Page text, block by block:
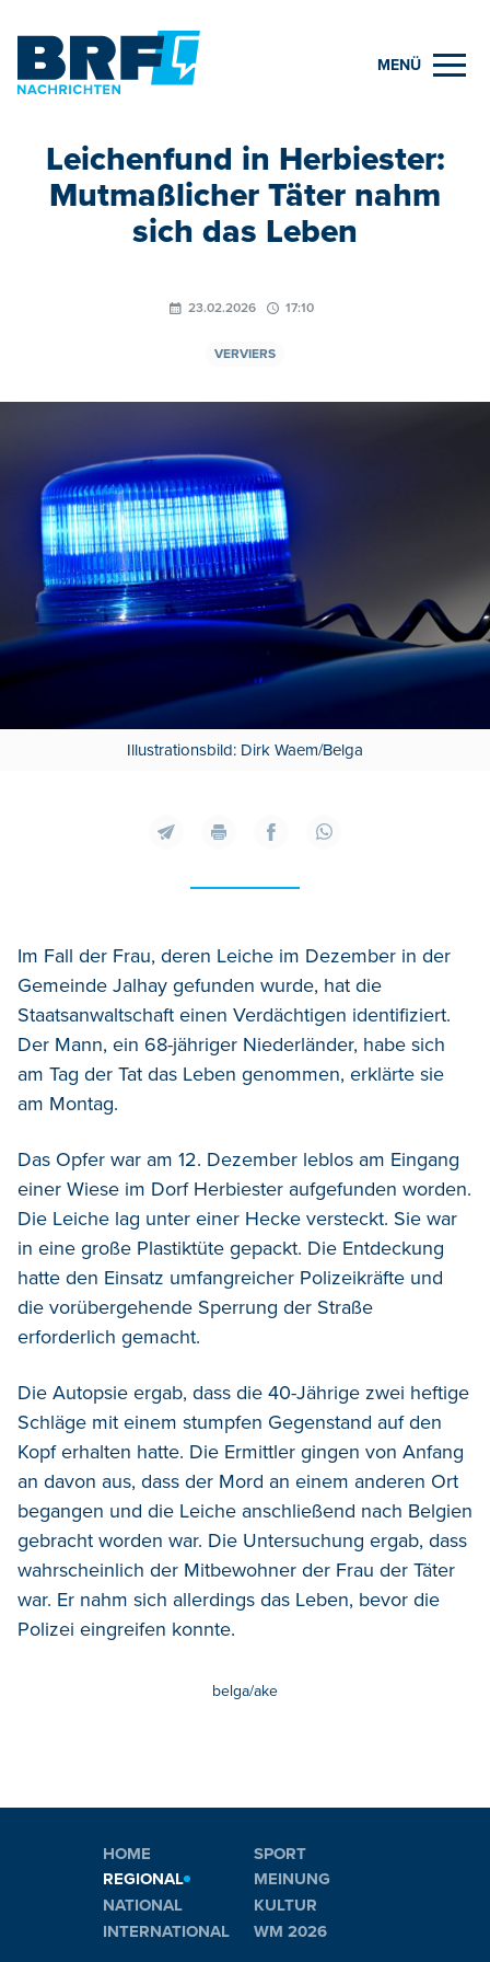
MENÜ
Leichenfund in Herbiester:
Mutmaßlicher Täter nahm
sich das Leben
23.02.2026 17:10
VERVIERS
Illustrationsbild: Dirk Waem/Belga
Im Fall der Frau, deren Leiche im Dezember in der
Gemeinde Jalhay gefunden wurde, hat die
Staatsanwaltschaft einen Verdächtigen identifiziert.
Der Mann, ein 68-jähriger Niederländer, habe sich
am Tag der Tat das Leben genommen, erklärte sie
am Montag.
Das Opfer war am 12. Dezember leblos am Eingang
einer Wiese im Dorf Herbiester aufgefunden worden.
Die Leiche lag unter einer Hecke versteckt. Sie war
in eine große Plastiktüte gepackt. Die Entdeckung
hatte den Einsatz umfangreicher Polizeikräfte und
die vorübergehende Sperrung der Straße
erforderlich gemacht.
Die Autopsie ergab, dass die 40-Jährige zwei heftige
Schläge mit einem stumpfen Gegenstand auf den
Kopf erhalten hatte. Die Ermittler gingen von Anfang
an davon aus, dass der Mord an einem anderen Ort
begangen und die Leiche anschließend nach Belgien
gebracht worden war. Die Untersuchung ergab, dass
wahrscheinlich der Mitbewohner der Frau der Täter
war. Er nahm sich allerdings das Leben, bevor die
Polizei eingreifen konnte.
belga/ake
HOME
REGIONAL
NATIONAL
INTERNATIONAL
SPORT
MEINUNG
KULTUR
WM 2026